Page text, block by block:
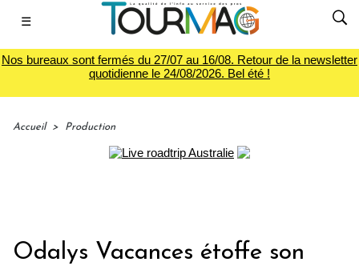
☰
Nos bureaux sont fermés du 27/07 au 16/08. Retour de la newsletter
quotidienne le 24/08/2026. Bel été !
Accueil > Production
Odalys Vacances étoffe son